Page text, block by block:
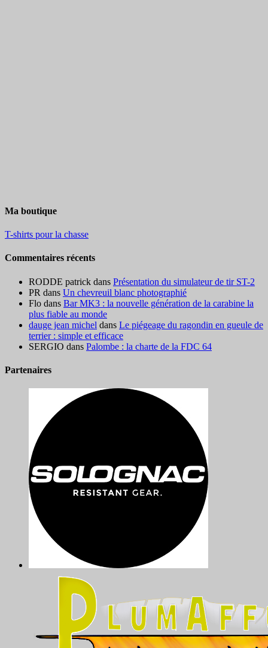
Ma boutique
T-shirts pour la chasse
Commentaires récents
RODDE patrick dans Présentation du simulateur de tir ST-2
PR dans Un chevreuil blanc photographié
Flo dans Bar MK3 : la nouvelle génération de la carabine la
plus fiable au monde
dauge jean michel dans Le piégeage du ragondin en gueule de
terrier : simple et efficace
SERGIO dans Palombe : la charte de la FDC 64
Partenaires